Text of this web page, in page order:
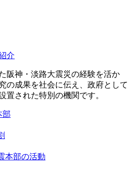
介
阪神・淡路大震災の経験を活か
の成果を社会に伝え、政府として
置された特別の機関です。
部
本部の活動